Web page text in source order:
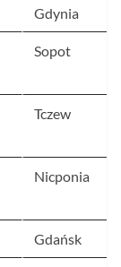
Gdynia
Sopot
Tczew
Nicponia
Gdańsk